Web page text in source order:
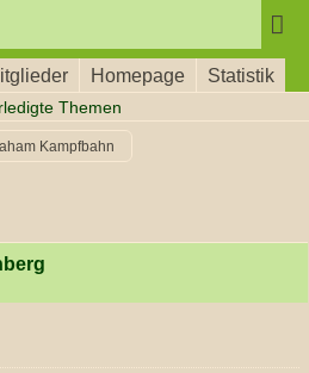
Homepage Statistik
Themen
Kampfbahn